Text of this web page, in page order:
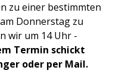
zu einer bestimmten
Donnerstag zu
wir um 14 Uhr -
Termin schickt
oder per Mail.